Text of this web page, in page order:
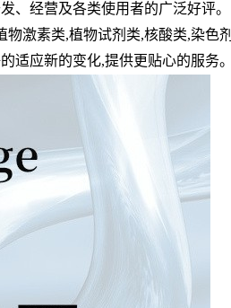
、经营及各类使用者的广泛好评。
物激素类,植物试剂类,核酸类,染色剂
适应新的变化,提供更贴心的服务。